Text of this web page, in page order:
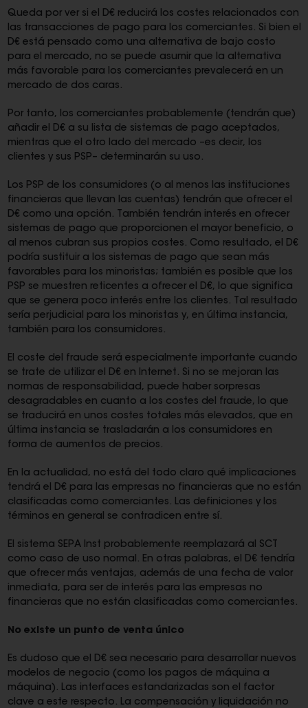
Queda por ver si el D€ reducirá los costes relacionados con
las transacciones de pago para los comerciantes. Si bien el
D€ está pensado como una alternativa de bajo costo
para el mercado, no se puede asumir que la alternativa
más favorable para los comerciantes prevalecerá en un
mercado de dos caras.
Por tanto, los comerciantes probablemente (tendrán que)
añadir el D€ a su lista de sistemas de pago aceptados,
mientras que el otro lado del mercado –es decir, los
clientes y sus PSP– determinarán su uso.
Los PSP de los consumidores (o al menos las instituciones
financieras que llevan las cuentas) tendrán que ofrecer el
D€ como una opción. También tendrán interés en ofrecer
sistemas de pago que proporcionen el mayor beneficio, o
al menos cubran sus propios costes. Como resultado, el D€
podría sustituir a los sistemas de pago que sean más
favorables para los minoristas; también es posible que los
PSP se muestren reticentes a ofrecer el D€, lo que significa
que se genera poco interés entre los clientes. Tal resultado
sería perjudicial para los minoristas y, en última instancia,
también para los consumidores.
El coste del fraude será especialmente importante cuando
se trate de utilizar el D€ en Internet. Si no se mejoran las
normas de responsabilidad, puede haber sorpresas
desagradables en cuanto a los costes del fraude, lo que
se traducirá en unos costes totales más elevados, que en
última instancia se trasladarán a los consumidores en
forma de aumentos de precios.
En la actualidad, no está del todo claro qué implicaciones
tendrá el D€ para las empresas no financieras que no están
clasificadas como comerciantes. Las definiciones y los
términos en general se contradicen entre sí.
El sistema SEPA Inst probablemente reemplazará al SCT
como caso de uso normal. En otras palabras, el D€ tendría
que ofrecer más ventajas, además de una fecha de valor
inmediata, para ser de interés para las empresas no
financieras que no están clasificadas como comerciantes.
No existe un punto de venta único
Es dudoso que el D€ sea necesario para desarrollar nuevos
modelos de negocio (como los pagos de máquina a
máquina). Las interfaces estandarizadas son el factor
clave a este respecto. La compensación y liquidación no